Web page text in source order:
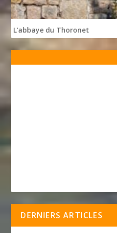
L'abbaye du Thoronet
DERNIERS ARTICLES